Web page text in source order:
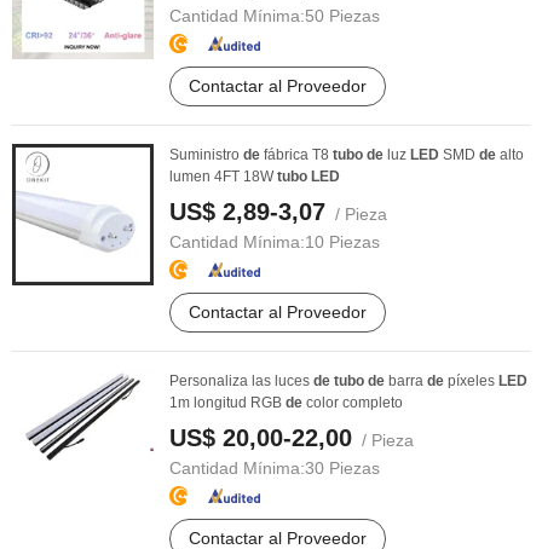
Cantidad Mínima:50 Piezas
Contactar al Proveedor
Suministro de fábrica T8 tubo de luz LED SMD de alto
lumen 4FT 18Wtubo LED
US$ 2,89-3,07 / Pieza
Cantidad Mínima:10 Piezas
Contactar al Proveedor
Personaliza las luces de tubo de barra de píxeles LED
1m longitud RGB de color completo
US$ 20,00-22,00 / Pieza
Cantidad Mínima:30 Piezas
Contactar al Proveedor